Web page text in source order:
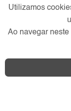
Utilizamos
Ao navegar